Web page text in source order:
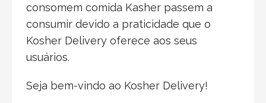
consomem comida Kasher passem a
consumir devido a praticidade que o
Kosher Delivery oferece aos seus
usuários.
Seja bem-vindo ao Kosher Delivery!